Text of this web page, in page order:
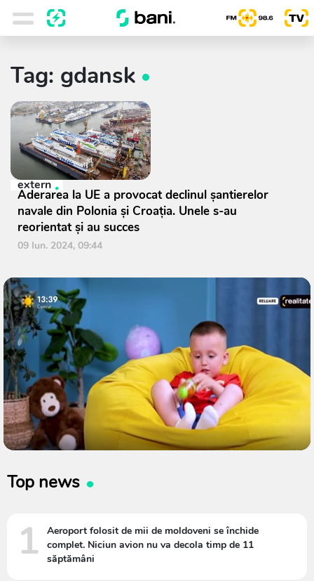
Tag: gdansk
extern
Aderarea la UE a provocat declinul şantierelor
navale din Polonia şi Croaţia. Unele s-au
reorientat şi au succes
09 Iun. 2024, 09:44
Top news
1
Aeroport folosit de mii de moldoveni se închide
complet. Niciun avion nu va decola timp de 11
săptămâni